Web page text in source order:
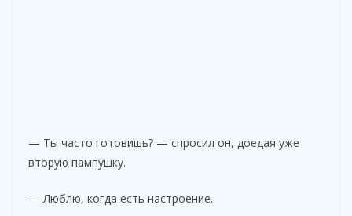
— Ты часто готовишь? — спросил он, доедая уже
вторую пампушку.
— Люблю, когда есть настроение.